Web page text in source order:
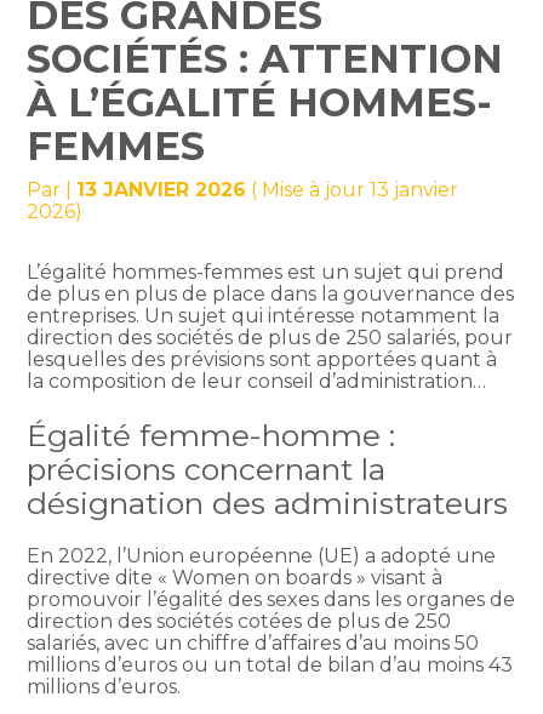
DES GRANDES
SOCIÉTÉS : ATTENTION
À L’ÉGALITÉ HOMMES-
FEMMES
Par 13 JANVIER 2026 ( Mise à jour 13 janvier
2026)
L’égalité hommes-femmes est un sujet qui prend
de plus en plus de place dans la gouvernance des
entreprises. Un sujet qui intéresse notamment la
direction des sociétés de plus de 250 salariés, pour
lesquelles des prévisions sont apportées quant à
la composition de leur conseil d’administration…
Égalité femme-homme :
précisions concernant la
désignation des administrateurs
En 2022, l’Union européenne (UE) a adopté une
directive dite « Women on boards » visant à
promouvoir l’égalité des sexes dans les organes de
direction des sociétés cotées de plus de 250
salariés, avec un chiffre d’affaires d’au moins 50
millions d’euros ou un total de bilan d’au moins 43
millions d’euros.